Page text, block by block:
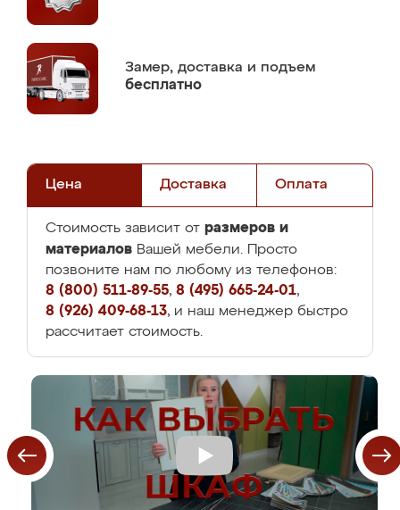
Замер, доставка и подъем
бесплатно
Цена Доставка Оплата
Стоимость зависит от размеров и
материалов Вашей мебели. Просто
позвоните нам по любому из телефонов:
8 (800) 511-89-55, 8 (495) 665-24-01,
8 (926) 409-68-13, и наш менеджер быстро
рассчитает стоимость.